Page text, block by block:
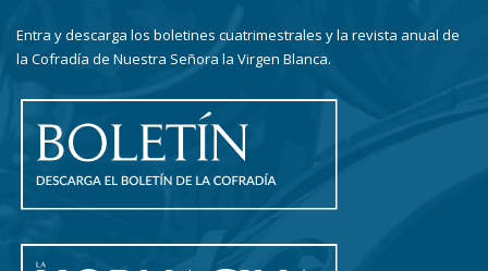
Entra y descarga los boletines cuatrimestrales y la revista anual de
la Cofradía de Nuestra Señora la Virgen Blanca.